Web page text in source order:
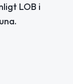
LOB i